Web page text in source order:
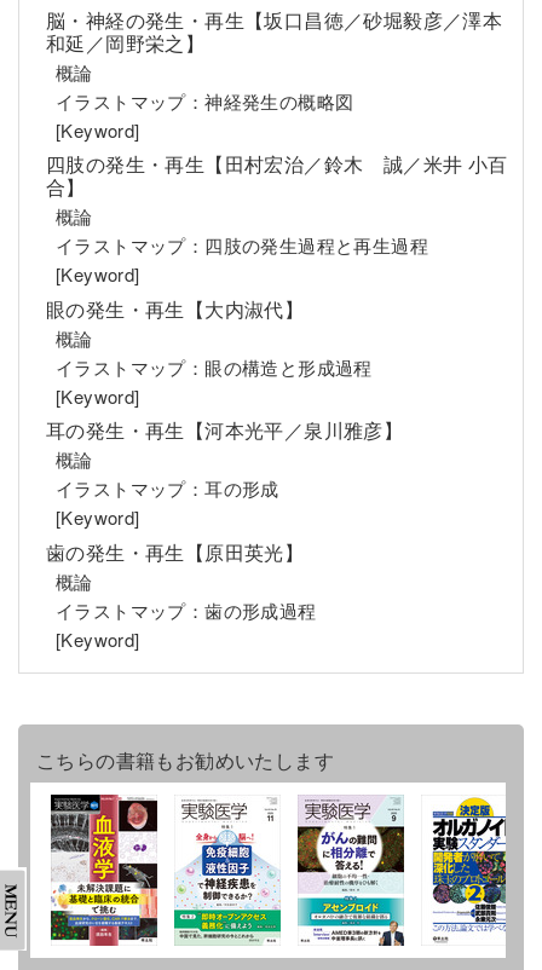
脳・神経の発生・再生【坂口昌徳／砂堀毅彦／澤本
和延／岡野栄之】
概論
イラストマップ：神経発生の概略図
[Keyword]
四肢の発生・再生【田村宏治／鈴木 誠／米井 小百
合】
概論
イラストマップ：四肢の発生過程と再生過程
[Keyword]
眼の発生・再生【大内淑代】
概論
イラストマップ：眼の構造と形成過程
[Keyword]
耳の発生・再生【河本光平／泉川雅彦】
概論
イラストマップ：耳の形成
[Keyword]
歯の発生・再生【原田英光】
概論
イラストマップ：歯の形成過程
[Keyword]
こちらの書籍もお勧めいたします